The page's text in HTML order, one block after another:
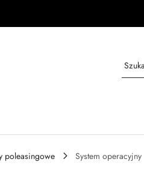
poleasingowe System operacyjny